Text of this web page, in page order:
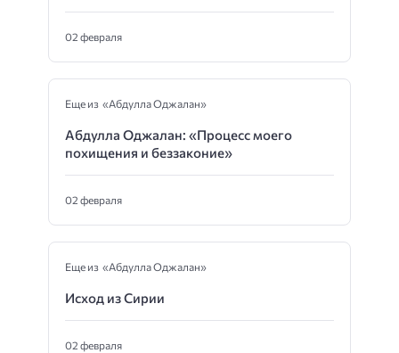
02 февраля
Еще из «Абдулла Оджалан»
Абдулла Оджалан: «Процесс моего
похищения и беззаконие»
02 февраля
Еще из «Абдулла Оджалан»
Исход из Сирии
02 февраля